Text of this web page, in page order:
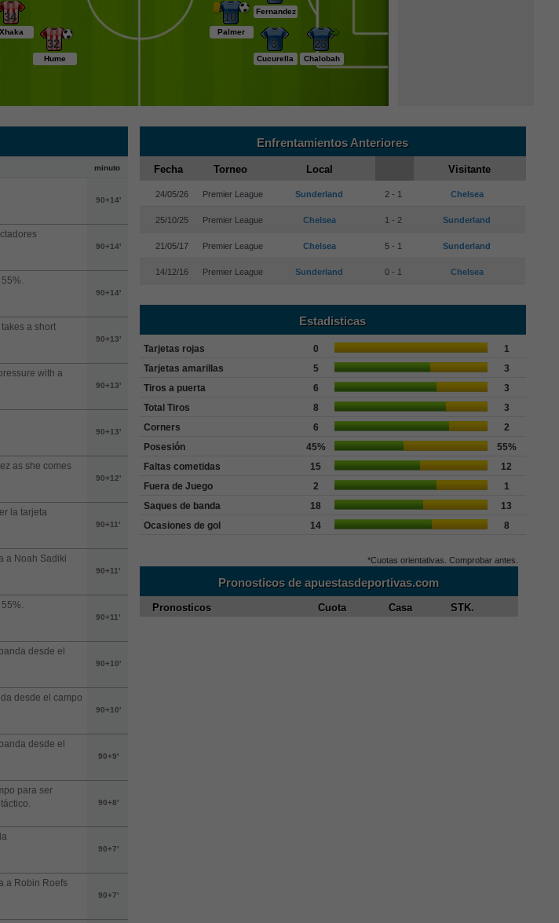
34
Xhaka
32
Hume
23
Chalobah
3
Cucurella
10
Palmer
Fernandez
minuto
90+14'
90+14'
90+14'
a short
90+13'
with a
90+13'
90+13'
as she comes
90+12'
la tarjeta
90+11'
a Noah Sadiki
90+11'
90+11'
desde el
90+10'
desde el campo
90+10'
desde el
90+9'
para ser
90+8'
90+7'
a Robin Roefs
90+7'
Enfrentamientos Anteriores
Fecha Torneo Local Visitante
24/05/26 Premier League Sunderland 2 - 1 Chelsea
25/10/25 Premier League Chelsea 1 - 2 Sunderland
21/05/17 Premier League Chelsea 5 - 1 Sunderland
14/12/16 Premier League Sunderland 0 - 1 Chelsea
Estadisticas
Tarjetas rojas 0
1
Tarjetas amarillas
5
3
Tiros a puerta
6
3
Total Tiros
8
3
Corners
6
2
Posesión
45%
55%
Faltas cometidas
15
12
Fuera de Juego
2
1
Saques de banda
18
13
Ocasiones de gol
14 8
*Cuotas orientativas. Comprobar antes.
Pronosticos de apuestasdeportivas.com
Pronosticos Cuota Casa STK.